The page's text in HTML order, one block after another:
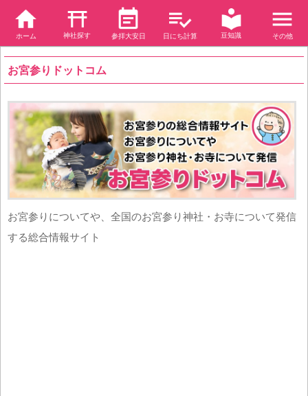
ホーム 神社探す 参拝大安日 日にち計算 豆知識 その他
お宮参りドットコム
お宮参りについてや、全国のお宮参り神社・お寺について発信
する総合情報サイト